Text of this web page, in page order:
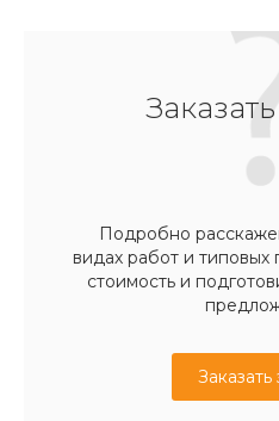
Подробно
видах работ и типовых
стоимость и
Заказать